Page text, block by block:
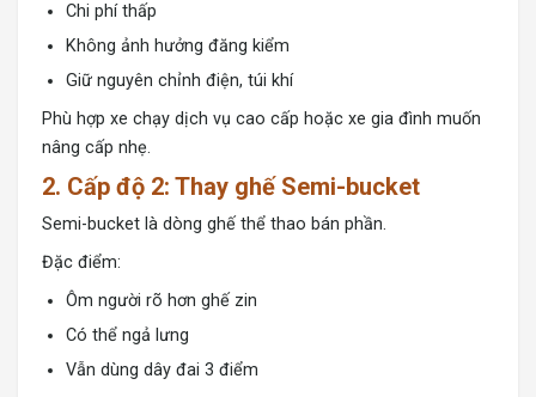
Chi phí thấp
Không ảnh hưởng đăng kiểm
Giữ nguyên chỉnh điện, túi khí
Phù hợp xe chạy dịch vụ cao cấp hoặc xe gia đình muốn
nâng cấp nhẹ.
2. Cấp độ 2: Thay ghế Semi-bucket
Semi-bucket là dòng ghế thể thao bán phần.
Đặc điểm:
Ôm người rõ hơn ghế zin
Có thể ngả lưng
Vẫn dùng dây đai 3 điểm